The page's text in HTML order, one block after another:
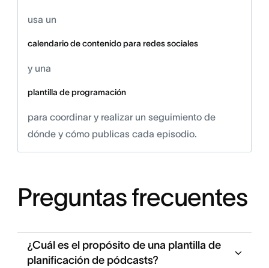
usa un
calendario de contenido para redes sociales
y una
plantilla de programación
para coordinar y realizar un seguimiento de
dónde y cómo publicas cada episodio.
Preguntas frecuentes
¿Cuál es el propósito de una plantilla de
planificación de pódcasts?